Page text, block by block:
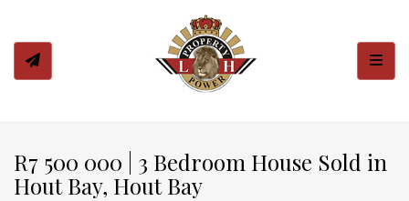
R7 500 000 | 3 Bedroom House Sold in
Hout Bay, Hout Bay